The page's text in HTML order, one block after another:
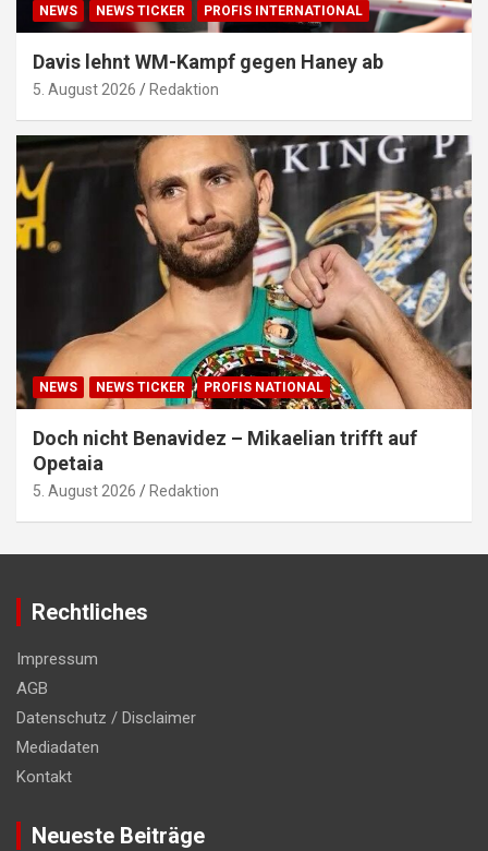
NEWS NEWS TICKER PROFIS INTERNATIONAL
Davis lehnt WM-Kampf gegen Haney ab
5. August 2026 Redaktion
NEWS NEWS TICKER PROFIS NATIONAL
Doch nicht Benavidez – Mikaelian trifft auf
Opetaia
5. August 2026 Redaktion
Rechtliches
Impressum
AGB
Datenschutz / Disclaimer
Mediadaten
Kontakt
Neueste Beiträge